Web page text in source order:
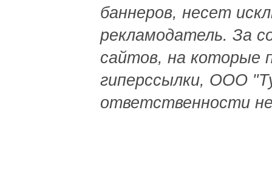
баннеров, несет
рекламодатель. За
сайтов, на которые
гиперссылки, ООО
ответственности